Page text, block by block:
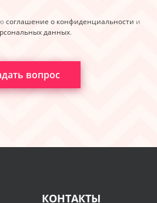
соглашение о конфиденциальности и
данных.
вопрос
КОНТАКТЫ